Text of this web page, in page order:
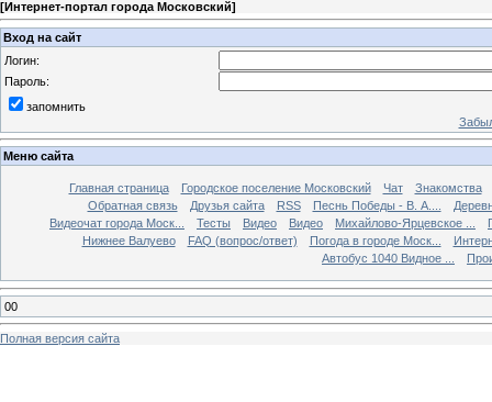
[Интернет-портал города Московский]
Вход на сайт
Логин:
Пароль:
запомнить
Меню сайта
Главная страница Городское поселение Московский Чат
Знакомства
Обратная связь
Друзья сайта RSS Песнь Победы - В. А....
Видеочат города Моск...
Тесты Видео Видео Михайлово-Ярцевское ...
Нижнее Валуево
FAQ (вопрос/ответ) Погода в городе Моск...
Автобус 1040 Видное ...
00
Полная версия сайта